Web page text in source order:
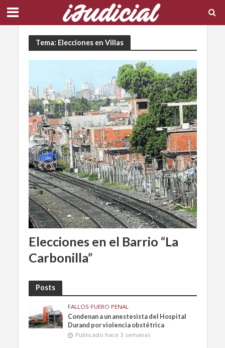
Tema: Elecciones en Villas
Elecciones en el Barrio “La
Carbonilla”
Posts
FALLOS•FUERO PENAL
Condenan a un anestesista del Hospital
Durand por violencia obstétrica
Publicado hace 3 semanas